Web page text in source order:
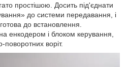
простішою. Досить під'єднати
до системи передавання, і
до встановлення.
енкодером і блоком керування,
поворотних воріт.